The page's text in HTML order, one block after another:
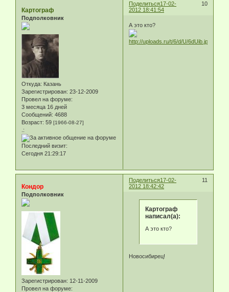
Поделиться 10
17-02-
2012 18:41:54
Картограф
Подполковник
Откуда: Казань
Зарегистрирован: 23-12-2009
Провел на форуме:
3 месяца 16 дней
Сообщений: 4688
Возраст: 59 [1966-08-27]
.:
Последний визит:
Сегодня 21:29:17
А это кто?
Поделиться 11
17-02-
2012 18:42:42
Кондор
Подполковник
Зарегистрирован: 12-11-2009
Провел на форуме:
Картограф
написал(а):
А это кто?
Новосибирец!